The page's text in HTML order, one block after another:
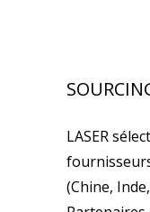
LASER
(Chine,